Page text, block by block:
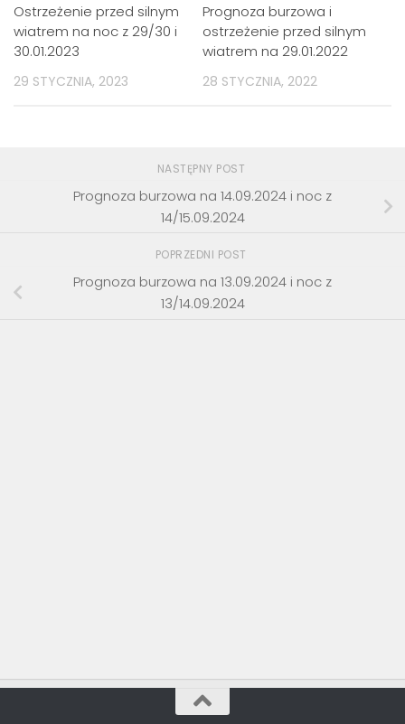
Ostrzeżenie przed silnym
wiatrem na noc z 29/30 i
30.01.2023
29 STYCZNIA, 2023
Prognoza burzowa i
ostrzeżenie przed silnym
wiatrem na 29.01.2022
28 STYCZNIA, 2022
NASTĘPNY POST
Prognoza burzowa na 14.09.2024 i noc z
14/15.09.2024
POPRZEDNI POST
Prognoza burzowa na 13.09.2024 i noc z
13/14.09.2024